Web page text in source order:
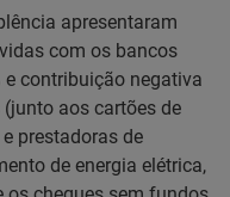
apresentaram
com os bancos
contribuição negativa
aos cartões de
prestadoras de
de energia elétrica,